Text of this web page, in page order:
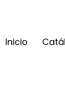
Inicio